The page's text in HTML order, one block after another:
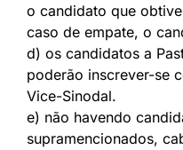
o candidato que
caso de empate, o
d) os candidatos a
poderão inscrever-se
Vice-Sinodal.
e) não havendo
supramencionados,